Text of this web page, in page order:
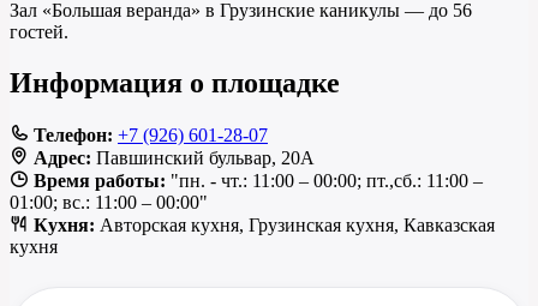
Зал «Большая веранда» в Грузинские каникулы — до 56
гостей.
Информация о площадке
Телефон: +7 (926) 601-28-07
Адрес: Павшинский бульвар, 20А
Время работы: "пн. - чт.: 11:00 – 00:00; пт.,сб.: 11:00 –
01:00; вс.: 11:00 – 00:00"
Кухня: Авторская кухня, Грузинская кухня, Кавказская
кухня